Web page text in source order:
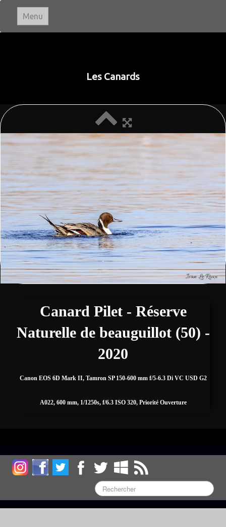
Menu
Macro & Proxi
Fleurs
Sports▼
Expositions, Concours et Presse
Zone de biodiversité/Affût photos▼
Les Canards
Canard Pilet - Réserve
Naturelle de beauguillot (50) -
2020
Canon EOS 6D Mark II, Tamron SP 150-600 mm f/5-6.3 Di VC USD G2
A022, 600 mm, 1/1250s, f/6.3 ISO 320, Priorité Ouverture